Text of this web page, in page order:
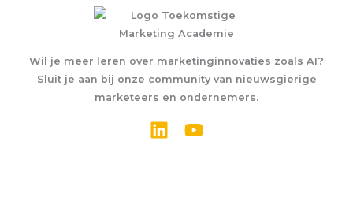
Wil je meer leren over marketinginnovaties zoals AI?
Sluit je aan bij onze community van nieuwsgierige
marketeers en ondernemers.